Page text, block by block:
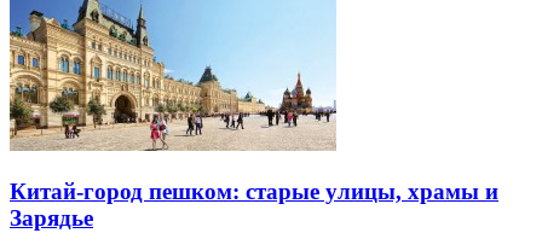
Китай-город пешком: старые улицы, храмы и
Зарядье